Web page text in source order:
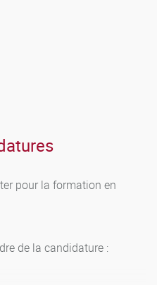
pour la formation en
de la candidature :